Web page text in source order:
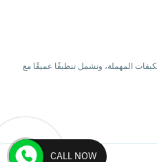
المهملة، وتشمل تنظيفًا عميقًا مع
CALL NOW